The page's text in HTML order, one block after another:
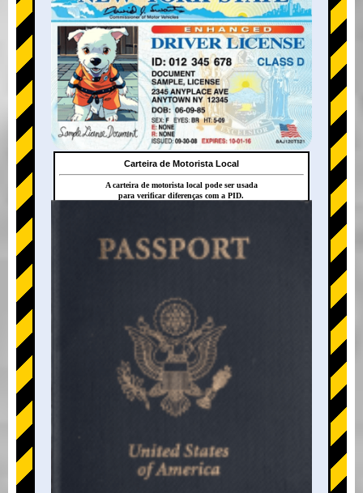
+
Carteira de Motorista Local
A carteira de motorista local pode ser usada
para verificar diferenças com a PID.